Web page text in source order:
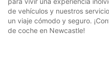
de vehículos y nuestros
un viaje cómodo y seguro.
de coche en Newcastle!